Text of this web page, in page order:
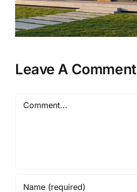
Leave A Comment
Comment